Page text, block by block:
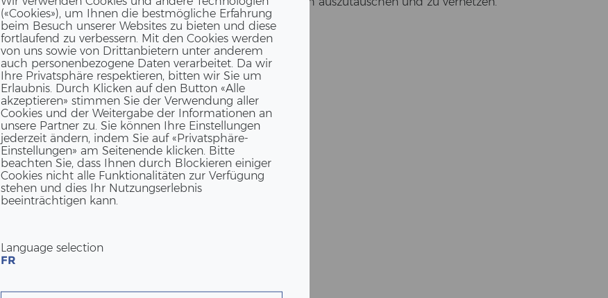
(«Cookies»), um Ihnen die bestmögliche Erfahrung
beim Besuch unserer Websites zu bieten und diese
fortlaufend zu verbessern. Mit den Cookies werden
von uns sowie von Drittanbietern unter anderem
auch personenbezogene Daten verarbeitet. Da wir
Ihre Privatsphäre respektieren, bitten wir Sie um
Erlaubnis. Durch Klicken auf den Button «Alle
akzeptieren» stimmen Sie der Verwendung aller
Cookies und der Weitergabe der Informationen an
unsere Partner zu. Sie können Ihre Einstellungen
jederzeit ändern, indem Sie auf «Privatsphäre-
Einstellungen» am Seitenende klicken. Bitte
beachten Sie, dass Ihnen durch Blockieren einiger
Cookies nicht alle Funktionalitäten zur Verfügung
stehen und dies Ihr Nutzungserlebnis
beeinträchtigen kann.
Language selection
FR
IM­PRES­SIO­NEN